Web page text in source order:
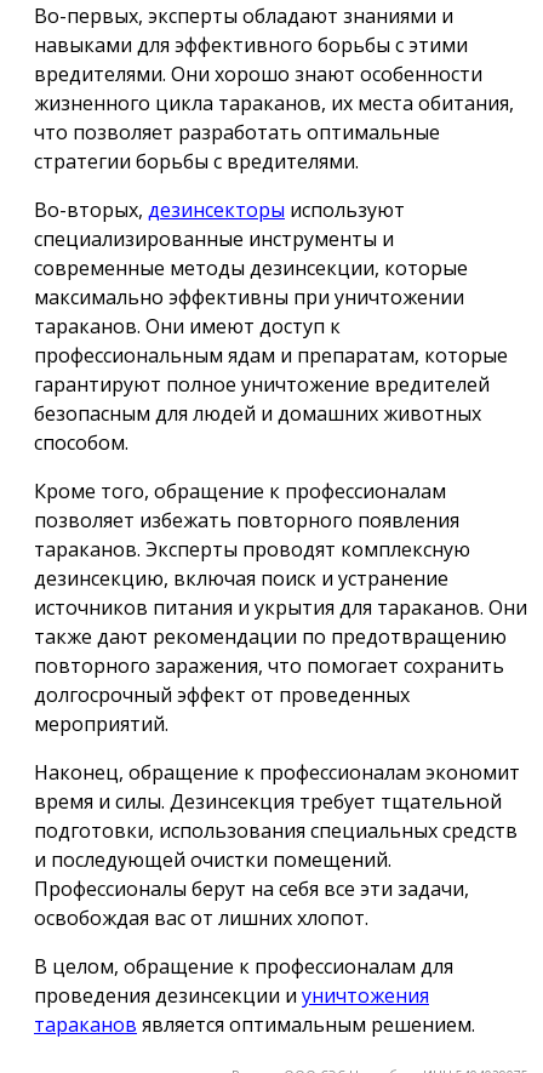
Во-первых, эксперты обладают знаниями и
навыками для эффективного борьбы с этими
вредителями. Они хорошо знают особенности
жизненного цикла тараканов, их места обитания,
что позволяет разработать оптимальные
стратегии борьбы с вредителями.
Во-вторых, дезинсекторы используют
специализированные инструменты и
современные методы дезинсекции, которые
максимально эффективны при уничтожении
тараканов. Они имеют доступ к
профессиональным ядам и препаратам, которые
гарантируют полное уничтожение вредителей
безопасным для людей и домашних животных
способом.
Кроме того, обращение к профессионалам
позволяет избежать повторного появления
тараканов. Эксперты проводят комплексную
дезинсекцию, включая поиск и устранение
источников питания и укрытия для тараканов. Они
также дают рекомендации по предотвращению
повторного заражения, что помогает сохранить
долгосрочный эффект от проведенных
мероприятий.
Наконец, обращение к профессионалам экономит
время и силы. Дезинсекция требует тщательной
подготовки, использования специальных средств
и последующей очистки помещений.
Профессионалы берут на себя все эти задачи,
освобождая вас от лишних хлопот.
В целом, обращение к профессионалам для
проведения дезинсекции и уничтожения
тараканов является оптимальным решением.